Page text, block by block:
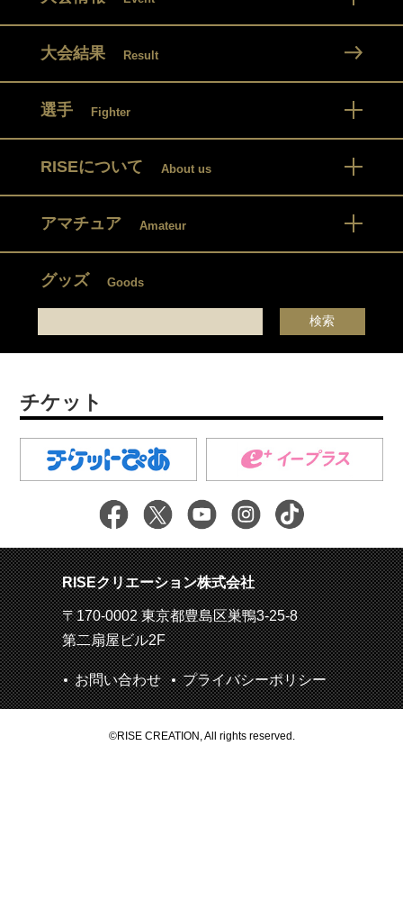
大会結果 Result
選手 Fighter
RISEについて About us
アマチュア Amateur
グッズ Goods
チケット
RISEクリエーション株式会社
〒170-0002 東京都豊島区巣鴨3-25-8
第二扇屋ビル2F
お問い合わせ プライバシーポリシー
©RISE CREATION, All rights reserved.